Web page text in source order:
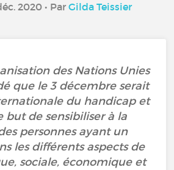
2020 • Par Gilda Teissier
des Nations Unies
que le 3 décembre serait
du handicap et
but de sensibiliser à la
personnes ayant un
les différents aspects de
sociale, économique et